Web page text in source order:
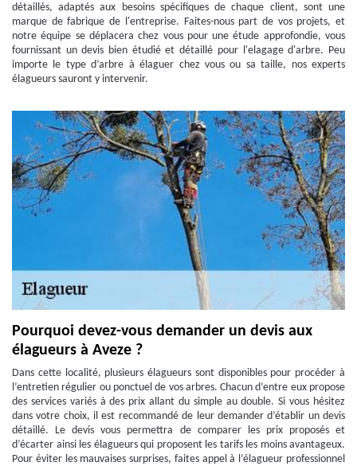
détaillés, adaptés aux besoins spécifiques de chaque client, sont une
marque de fabrique de l'entreprise. Faites-nous part de vos projets, et
notre équipe se déplacera chez vous pour une étude approfondie, vous
fournissant un devis bien étudié et détaillé pour l'elagage d'arbre. Peu
importe le type d’arbre à élaguer chez vous ou sa taille, nos experts
élagueurs sauront y intervenir.
Pourquoi devez-vous demander un devis aux
élagueurs à Aveze ?
Dans cette localité, plusieurs élagueurs sont disponibles pour procéder à
l’entretien régulier ou ponctuel de vos arbres. Chacun d’entre eux propose
des services variés à des prix allant du simple au double. Si vous hésitez
dans votre choix, il est recommandé de leur demander d’établir un devis
détaillé. Le devis vous permettra de comparer les prix proposés et
d’écarter ainsi les élagueurs qui proposent les tarifs les moins avantageux.
Pour éviter les mauvaises surprises, faites appel à l’élagueur professionnel